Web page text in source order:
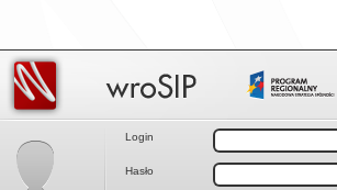
Login
Hasło